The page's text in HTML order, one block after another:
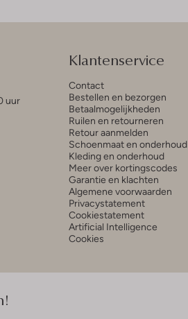
uur
Klantenservice
Contact
Bestellen en bezorgen
Betaalmogelijkheden
Ruilen en retourneren
Retour aanmelden
Schoenmaat en onderhoud
Kleding en onderhoud
Meer over kortingscodes
Garantie en klachten
Algemene voorwaarden
Privacystatement
Cookiestatement
Artificial Intelligence
Cookies